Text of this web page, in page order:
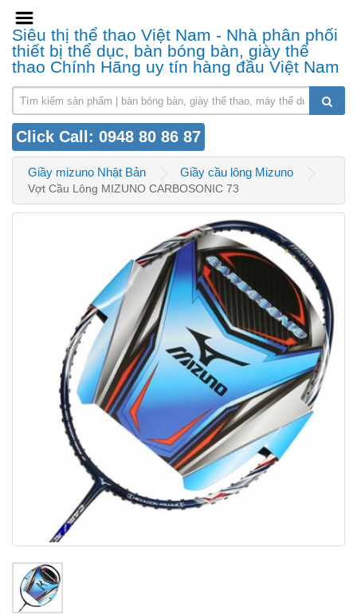
Siêu thị thể thao Việt Nam - Nhà phân phối
thiết bị thể dục, bàn bóng bàn, giày thể
thao Chính Hãng uy tín hàng đầu Việt Nam
Click Call: 0948 80 86 87
Giầy mizuno Nhật Bản Giầy cầu lông Mizuno
Vợt Cầu Lông MIZUNO CARBOSONIC 73